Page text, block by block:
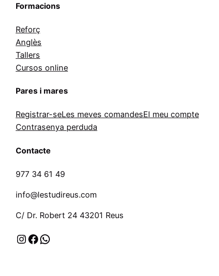
Formacions
Reforç
Anglès
Tallers
Cursos online
Pares i mares
Registrar-seLes meves comandesEl meu compte
Contrasenya perduda
Contacte
977 34 61 49
info@lestudireus.com
C/ Dr. Robert 24 43201 Reus
Instagram Facebook WhatsApp